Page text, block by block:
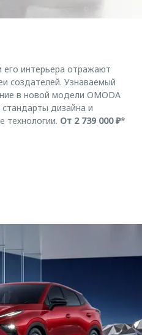
интерьера отражают
создателей. Узнаваемый
в новой модели OMODA
дизайна и
технологии. От 2 739 000 ₽*